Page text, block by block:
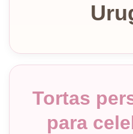
Tortas
para